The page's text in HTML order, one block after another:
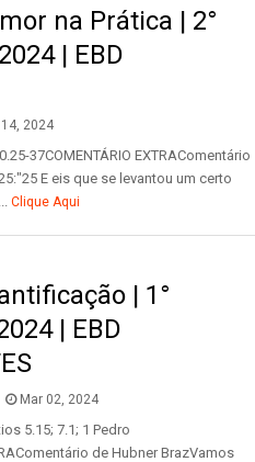
na Prática | 2°
| EBD
14, 2024
37COMENTÁRIO EXTRAComentário
E eis que se levantou um certo
Clique Aqui
| 1°
| EBD
Mar 02, 2024
5.15; 7.1; 1 Pedro
de Hubner BrazVamos